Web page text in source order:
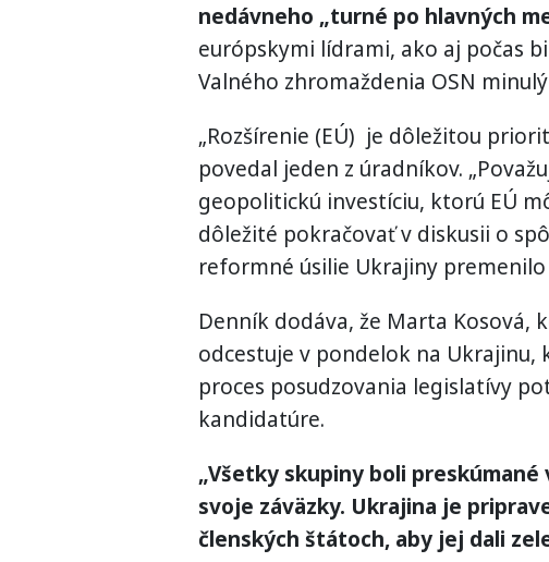
nedávneho „turné po hlavných
európskymi lídrami, ako aj počas
Valného zhromaždenia OSN
„Rozšírenie (EÚ) je dôležitou
povedal jeden z úradníkov.
geopolitickú investíciu, ktorú EÚ
dôležité pokračovať v diskusii o
reformné úsilie Ukrajiny
Denník dodáva, že Marta Kosová,
odcestuje v pondelok na
proces posudzovania legislatívy
kandidatúre.
„Všetky skupiny boli
svoje záväzky. Ukrajina je
členských štátoch, aby jej dali